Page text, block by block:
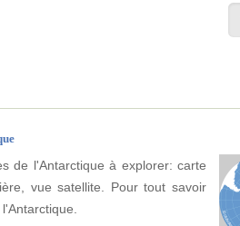
de l'Antarctique à explorer: carte
vue satellite. Pour tout savoir